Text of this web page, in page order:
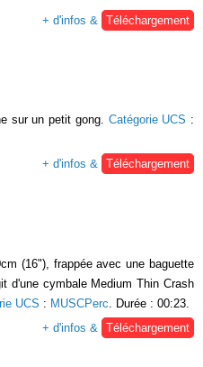
+ d'infos &
Téléchargement
sur un petit gong. Catégorie UCS :
+ d'infos & Téléchargement
(16"), frappée avec une baguette
d'une cymbale Medium Thin Crash
UCS : MUSCPerc . Durée : 00:23.
+ d'infos &
Téléchargement